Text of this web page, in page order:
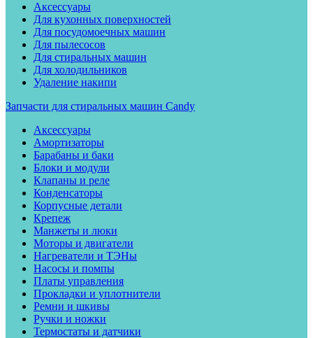
Аксессуары
Для кухонных поверхностей
Для посудомоечных машин
Для пылесосов
Для стиральных машин
Для холодильников
Удаление накипи
Запчасти для стиральных машин Candy
Аксессуары
Амортизаторы
Барабаны и баки
Блоки и модули
Клапаны и реле
Конденсаторы
Корпусные детали
Крепеж
Манжеты и люки
Моторы и двигатели
Нагреватели и ТЭНы
Насосы и помпы
Платы управления
Прокладки и уплотнители
Ремни и шкивы
Ручки и ножки
Термостаты и датчики